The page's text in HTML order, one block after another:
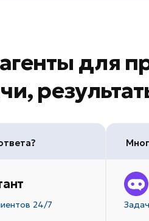
для
24/7